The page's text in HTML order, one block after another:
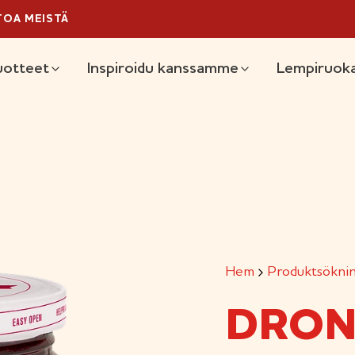
MEISTÄ
Inspiroidu kanssamme
Hem